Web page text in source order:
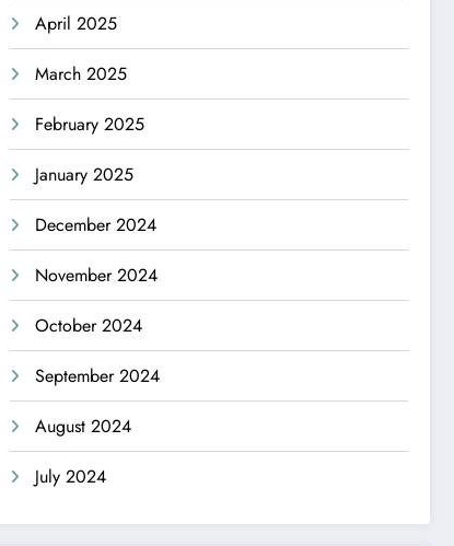
April 2025
March 2025
February 2025
January 2025
December 2024
November 2024
October 2024
September 2024
August 2024
July 2024